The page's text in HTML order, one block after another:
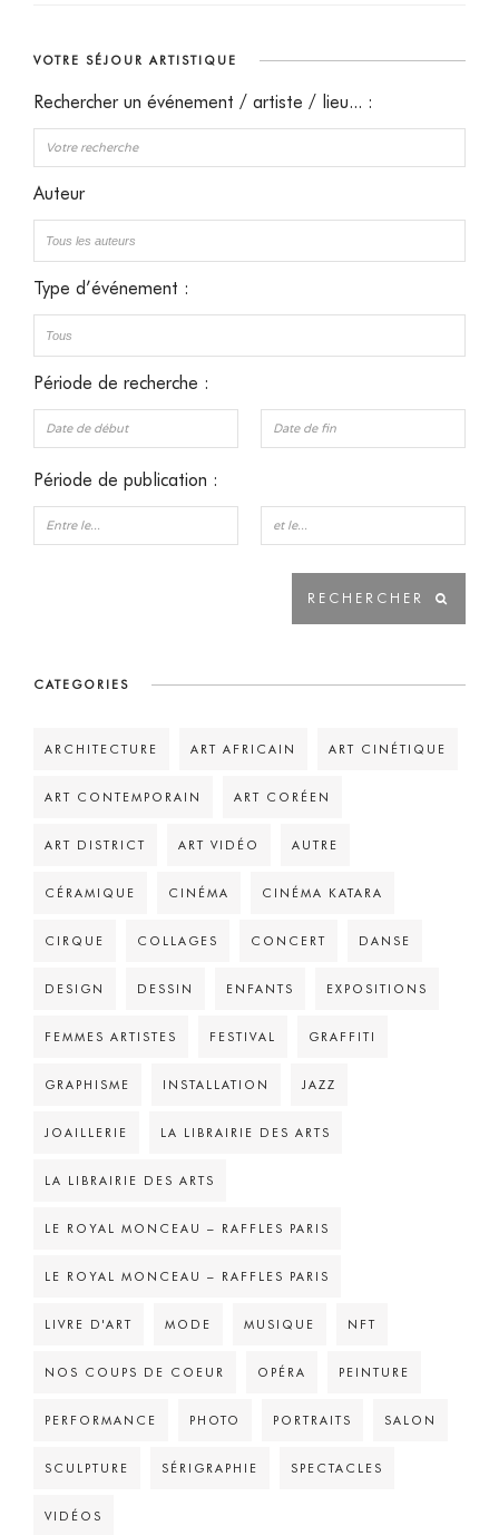
VOTRE SÉJOUR ARTISTIQUE
Rechercher un événement / artiste / lieu... :
Auteur
Type d’événement :
Période de recherche :
Période de publication :
CATEGORIES
ARCHITECTURE ART AFRICAIN ART CINÉTIQUE
ART CONTEMPORAIN ART CORÉEN
ART DISTRICT ART VIDÉO AUTRE
CÉRAMIQUE CINÉMA CINÉMA KATARA
CIRQUE COLLAGES CONCERT DANSE
DESIGN DESSIN ENFANTS EXPOSITIONS
FEMMES ARTISTES FESTIVAL GRAFFITI
GRAPHISME INSTALLATION JAZZ
JOAILLERIE LA LIBRAIRIE DES ARTS
LA LIBRAIRIE DES ARTS
LE ROYAL MONCEAU – RAFFLES PARIS
LE ROYAL MONCEAU – RAFFLES PARIS
LIVRE D'ART MODE MUSIQUE NFT
NOS COUPS DE COEUR OPÉRA PEINTURE
PERFORMANCE PHOTO PORTRAITS SALON
SCULPTURE SÉRIGRAPHIE SPECTACLES
VIDÉOS